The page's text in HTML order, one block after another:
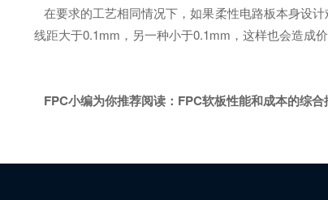
在要求的工艺相同情况下，如果柔性电路板本身设
线距大于0.1mm，另一种小于0.1mm，这样也会造成
FPC小编为你推荐阅读： FPC软板性能和成本的综合